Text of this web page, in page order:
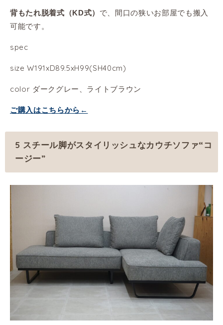
背もたれ脱着式（KD式） で、間口の狭いお部屋でも搬入
可能です。
spec
size W191xD89.5xH99(SH40cm)
color ダークグレー、ライトブラウン
ご購入はこちらから←
5 スチール脚がスタイリッシュなカウチソファ“コ
ージー”